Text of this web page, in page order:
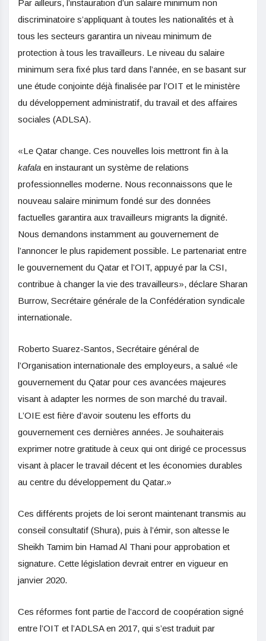
Par ailleurs, l’instauration d’un salaire minimum non
discriminatoire s’appliquant à toutes les nationalités et à
tous les secteurs garantira un niveau minimum de
protection à tous les travailleurs. Le niveau du salaire
minimum sera fixé plus tard dans l’année, en se basant sur
une étude conjointe déjà finalisée par l’OIT et le ministère
du développement administratif, du travail et des affaires
sociales (ADLSA).
«Le Qatar change. Ces nouvelles lois mettront fin à la
kafala en instaurant un système de relations
professionnelles moderne. Nous reconnaissons que le
nouveau salaire minimum fondé sur des données
factuelles garantira aux travailleurs migrants la dignité.
Nous demandons instamment au gouvernement de
l’annoncer le plus rapidement possible. Le partenariat entre
le gouvernement du Qatar et l’OIT, appuyé par la CSI,
contribue à changer la vie des travailleurs», déclare Sharan
Burrow, Secrétaire générale de la Confédération syndicale
internationale.
Roberto Suarez-Santos, Secrétaire général de
l’Organisation internationale des employeurs, a salué «le
gouvernement du Qatar pour ces avancées majeures
visant à adapter les normes de son marché du travail.
L’OIE est fière d’avoir soutenu les efforts du
gouvernement ces dernières années. Je souhaiterais
exprimer notre gratitude à ceux qui ont dirigé ce processus
visant à placer le travail décent et les économies durables
au centre du développement du Qatar.»
Ces différents projets de loi seront maintenant transmis au
conseil consultatif (Shura), puis à l’émir, son altesse le
Sheikh Tamim bin Hamad Al Thani pour approbation et
signature. Cette législation devrait entrer en vigueur en
janvier 2020.
Ces réformes font partie de l’accord de coopération signé
entre l’OIT et l’ADLSA en 2017, qui s’est traduit par